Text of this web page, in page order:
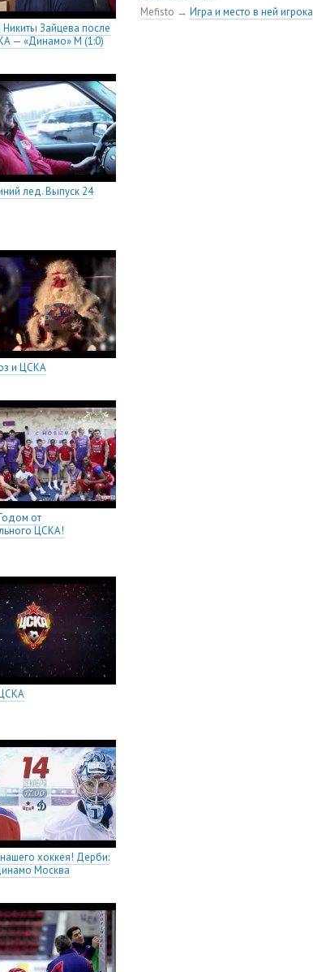
Зайцева после
— «Динамо» М (1:0)
лед. Выпуск 24
и ЦСКА
от
ЦСКА!
хоккея! Дерби:
Москва
Mefisto → Игра и место в ней игрока